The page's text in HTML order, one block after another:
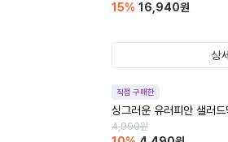
15% 16,940원
상
직접 구매한
싱그러운 유러피안 샐러
4,990원